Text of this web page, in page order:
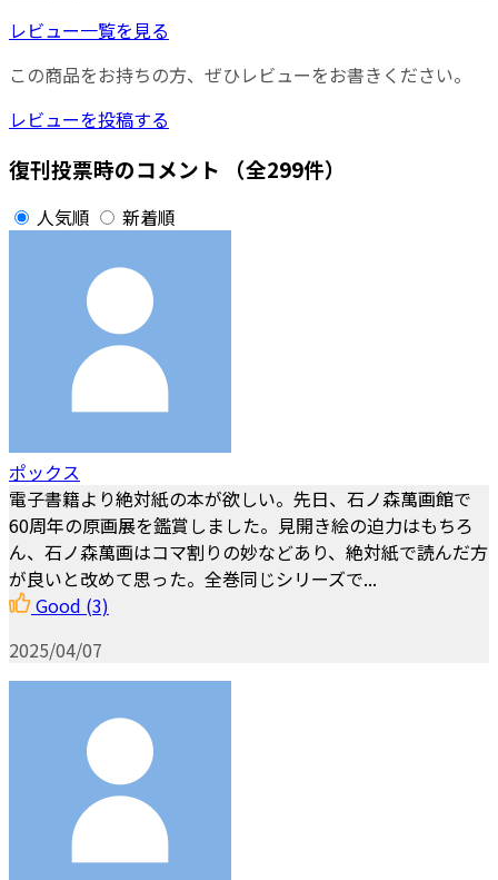
レビュー一覧を見る
この商品をお持ちの方、ぜひレビューをお書きください。
レビューを投稿する
復刊投票時のコメント （全299件）
人気順 新着順
ポックス
電子書籍より絶対紙の本が欲しい。先日、石ノ森萬画館で
60周年の原画展を鑑賞しました。見開き絵の迫力はもちろ
ん、石ノ森萬画はコマ割りの妙などあり、絶対紙で読んだ方
が良いと改めて思った。全巻同じシリーズで...
Good (3)
2025/04/07